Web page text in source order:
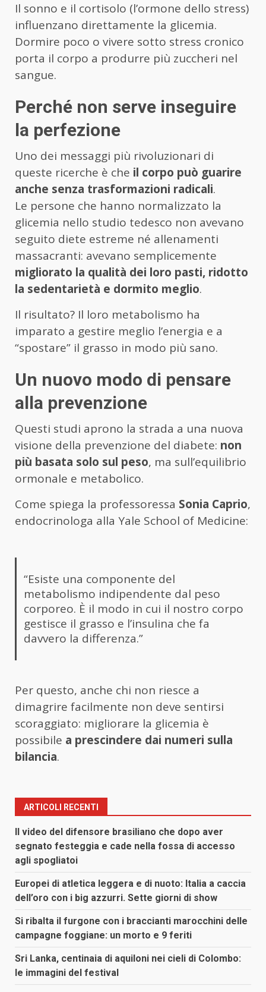
Il sonno e il cortisolo (l’ormone dello stress)
influenzano direttamente la glicemia.
Dormire poco o vivere sotto stress cronico
porta il corpo a produrre più zuccheri nel
sangue.
Perché non serve inseguire
la perfezione
Uno dei messaggi più rivoluzionari di
queste ricerche è che il corpo può guarire
anche senza trasformazioni radicali.
Le persone che hanno normalizzato la
glicemia nello studio tedesco non avevano
seguito diete estreme né allenamenti
massacranti: avevano semplicemente
migliorato la qualità dei loro pasti, ridotto
la sedentarietà e dormito meglio.
Il risultato? Il loro metabolismo ha
imparato a gestire meglio l’energia e a
“spostare” il grasso in modo più sano.
Un nuovo modo di pensare
alla prevenzione
Questi studi aprono la strada a una nuova
visione della prevenzione del diabete: non
più basata solo sul peso, ma sull’equilibrio
ormonale e metabolico.
Come spiega la professoressa Sonia Caprio,
endocrinologa alla Yale School of Medicine:
“Esiste una componente del
metabolismo indipendente dal peso
corporeo. È il modo in cui il nostro corpo
gestisce il grasso e l’insulina che fa
davvero la differenza.”
Per questo, anche chi non riesce a
dimagrire facilmente non deve sentirsi
scoraggiato: migliorare la glicemia è
possibile a prescindere dai numeri sulla
bilancia.
ARTICOLI RECENTI
Il video del difensore brasiliano che dopo aver
segnato festeggia e cade nella fossa di accesso
agli spogliatoi
Europei di atletica leggera e di nuoto: Italia a caccia
dell’oro con i big azzurri. Sette giorni di show
Si ribalta il furgone con i braccianti marocchini delle
campagne foggiane: un morto e 9 feriti
Sri Lanka, centinaia di aquiloni nei cieli di Colombo:
le immagini del festival